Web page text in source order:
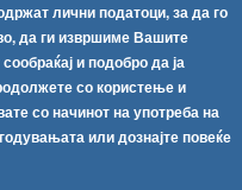
лични податоци, за да го
да ги извршиме Вашите
и подобро да ја
со користење и
со начинот на употреба на
или дознајте повеќе